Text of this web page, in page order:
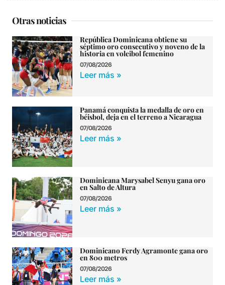
Otras noticias
República Dominicana obtiene su
séptimo oro consecutivo y noveno de la
historia en voleibol femenino
07/08/2026
Leer más »
Panamá conquista la medalla de oro en
béisbol, deja en el terreno a Nicaragua
07/08/2026
Leer más »
Dominicana Marysabel Senyu gana oro
en Salto de Altura
07/08/2026
Leer más »
Dominicano Ferdy Agramonte gana oro
en 800 metros
07/08/2026
Leer más »